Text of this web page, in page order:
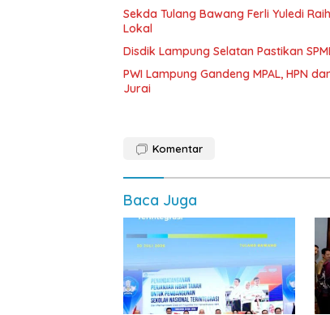
Sekda Tulang Bawang Ferli Yuledi
Lokal
Disdik Lampung Selatan Pastikan
PWI Lampung Gandeng MPAL, HPN
Jurai
Komentar
Baca Juga